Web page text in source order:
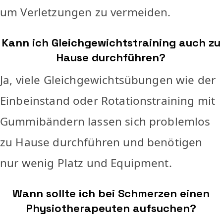
um Verletzungen zu vermeiden.
Kann ich Gleichgewichtstraining auch zu
Hause durchführen?
Ja, viele Gleichgewichtsübungen wie der
Einbeinstand oder Rotationstraining mit
Gummibändern lassen sich problemlos
zu Hause durchführen und benötigen
nur wenig Platz und Equipment.
Wann sollte ich bei Schmerzen einen
Physiotherapeuten aufsuchen?